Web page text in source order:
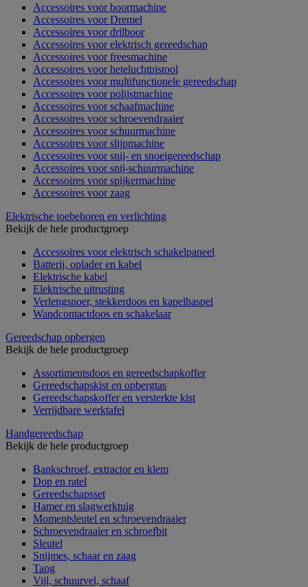
Accessoires voor boormachine
Accessoires voor Dremel
Accessoires voor drilboor
Accessoires voor elektrisch gereedschap
Accessoires voor freesmachine
Accessoires voor heteluchtpistool
Accessoires voor multifunctionele gereedschap
Accessoires voor polijstmachine
Accessoires voor schaafmachine
Accessoires voor schroevendraaier
Accessoires voor schuurmachine
Accessoires voor slijpmachine
Accessoires voor snij- en snoeigereedschap
Accessoires voor snij-schuurmachine
Accessoires voor spijkermachine
Accessoires voor zaag
Elektrische toebehoren en verlichting
Bekijk de hele productgroep
Accessoires voor elektrisch schakelpaneel
Batterij, oplader en kabel
Elektrische kabel
Elektrische uitrusting
Verlengsnoer, stekkerdoos en kapelhaspel
Wandcontactdoos en schakelaar
Gereedschap opbergen
Bekijk de hele productgroep
Assortimentsdoos en gereedschapkoffer
Gereedschapskist en opbergtas
Gereedschapskoffer en versterkte kist
Verrijdbare werktafel
Handgereedschap
Bekijk de hele productgroep
Bankschroef, extractor en klem
Dop en ratel
Gereedschapsset
Hamer en slagwerktuig
Momentsleutel en schroevendraaier
Schroevendraaier en schroefbit
Sleutel
Snijmes, schaar en zaag
Tang
Vijl, schuurvel, schaaf